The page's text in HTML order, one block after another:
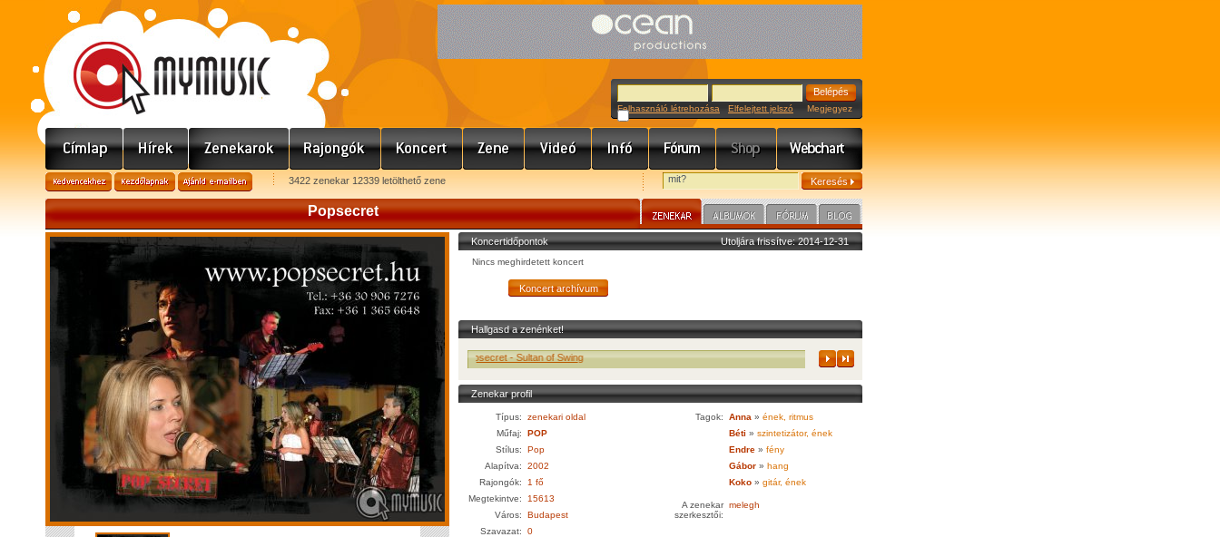
Felhasználó létrehozása Elfelejtett jelszó Megjegyez
3422 zenekar 12339 letölthető zene
Popsecret
Utoljára frissítve: 2014-12-31
Koncertidőpontok
Nincs meghirdetett koncert
Hallgasd a zenénket!
Popsecret - Sultan of Swing
Zenekar profil
Típus:
zenekari oldal
Műfaj:
POP
Stílus:
Pop
Alapítva:
2002
Rajongók:
1 fő
Megtekintve:
15613
Város:
Budapest
Szavazat:
0
Tagok: Anna » ének, ritmus
Béti » szintetizátor, ének
Endre » fény
Gábor » hang
Koko » gitár, ének
A zenekar
szerkesztői:
melegh